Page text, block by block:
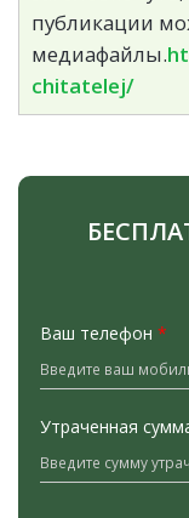
публикации
медиафайлы.
chitatelej/
Ваш телефон *
Утраченная